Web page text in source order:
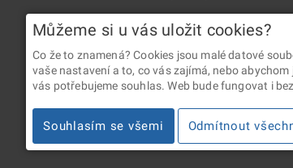
2026 © Digitální a informační agentura •
Můžeme si u vás uložit cookies?
Co že to znamená? Cookies jsou malé datové
vaše nastavení a to, co vás zajímá, nebo
vás potřebujeme souhlas. Web bude fungovat i
Souhlasím se všemi Odmítnout